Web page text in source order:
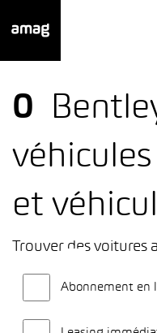
0
véhicules
et
Trouver des voitures
Abonnement en